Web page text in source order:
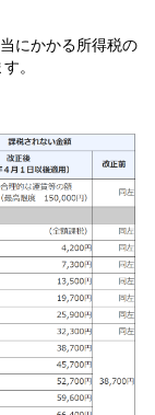
にかかる所得税の
。